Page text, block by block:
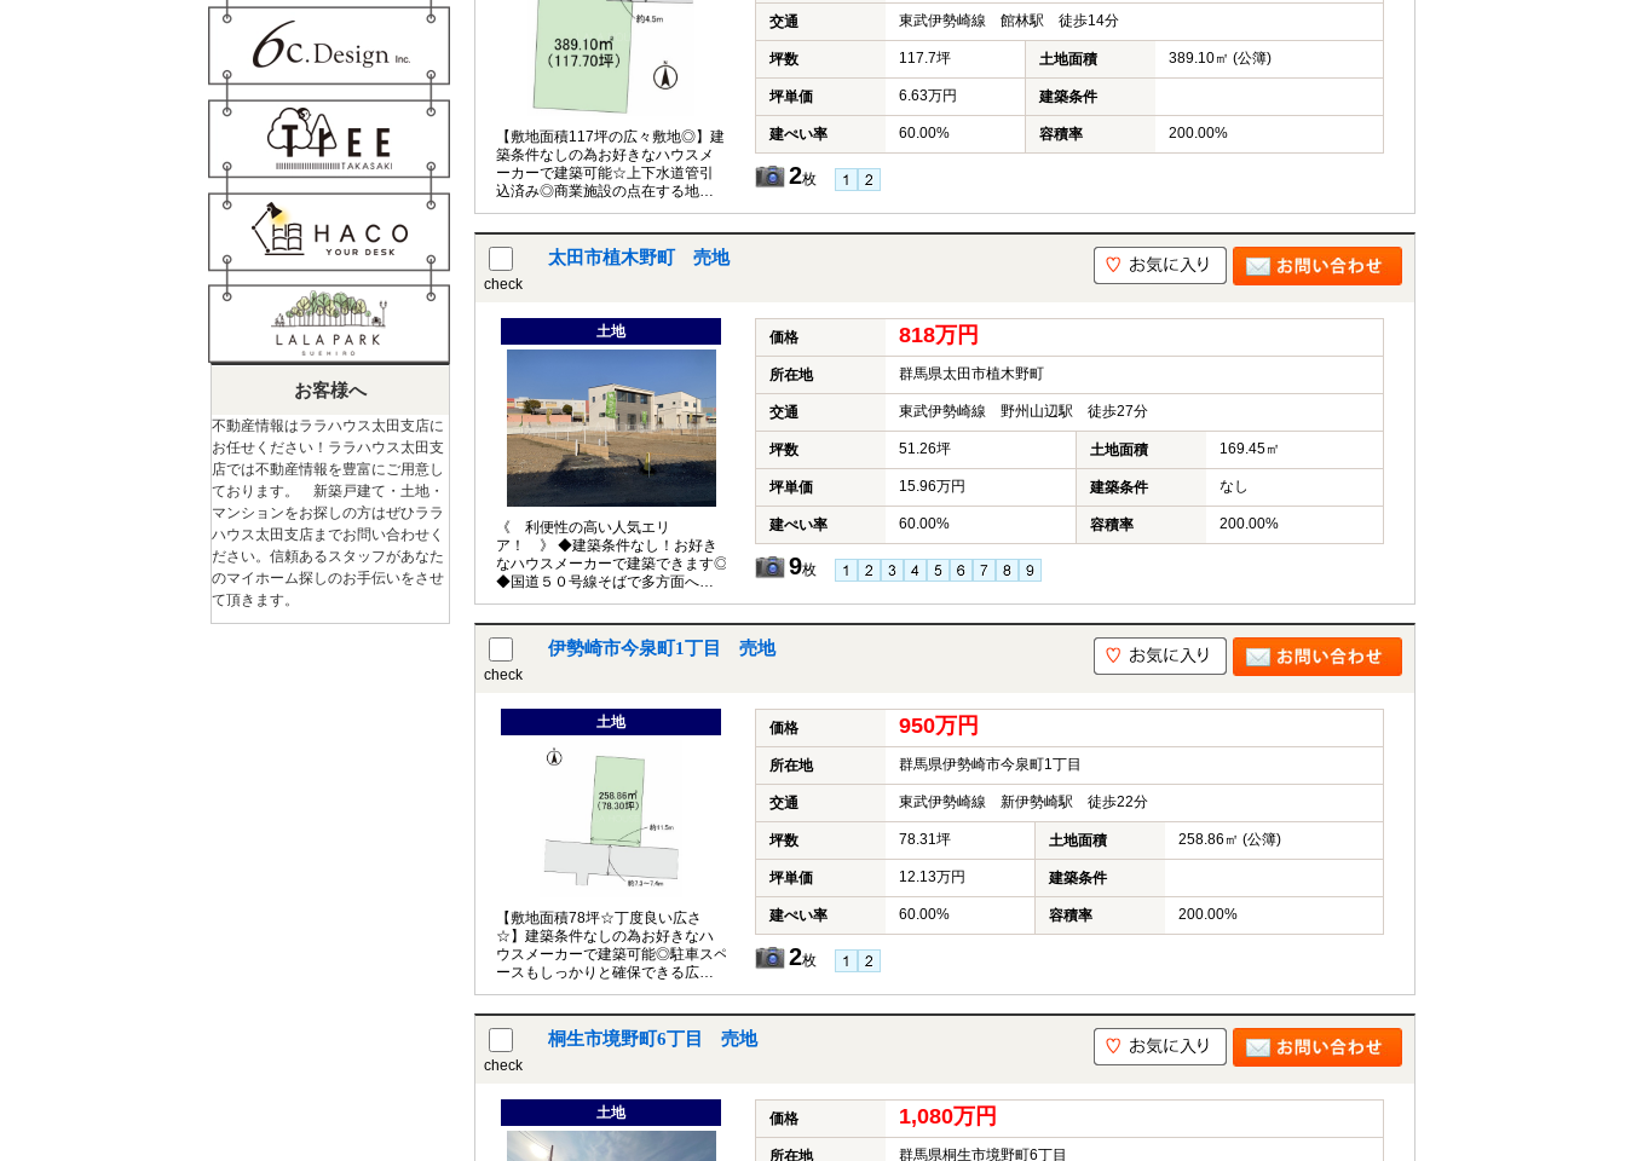
【敷地面積117坪の広々敷地◎】建
築条件なしの為お好きなハウスメ
ーカーで建築可能☆上下水道管引
込済み◎商業施設の点在する地域内
に立地◎最寄りのドラッグストアや
内！お気軽にお問い合わせくださ
い♪
交通 東武伊勢崎線 館林駅 徒歩14分
坪数 117.7坪 土地面積 389.10㎡ (公簿)
坪単価 6.63万円 建築条件
建ぺい率 60.00% 容積率 200.00%
2枚
check
太田市植木野町 売地
土地
《 利便性の高い人気エリ
ア！ 》 ◆建築条件なし！お好き
なハウスメーカーで建築できます◎
◆国道５０号線そばで多方面へのア
クセス良好☆彡 ◆生活商業施設も
価格 818万円
所在地 群馬県太田市植木野町
交通 東武伊勢崎線 野州山辺駅 徒歩27分
坪数 51.26坪 土地面積 169.45㎡
坪単価 15.96万円 建築条件 なし
建ぺい率 60.00% 容積率 200.00%
9枚
check
伊勢崎市今泉町1丁目 売地
土地
【敷地面積78坪☆丁度良い広さ
☆】建築条件なしの為お好きなハ
ウスメーカーで建築可能◎駐車スペ
ースもしっかりと確保できる広さ
ですね◎生活施設は車で5分圏内に
価格 950万円
所在地 群馬県伊勢崎市今泉町1丁目
交通 東武伊勢崎線 新伊勢崎駅 徒歩22分
坪数 78.31坪 土地面積 258.86㎡ (公簿)
坪単価 12.13万円 建築条件
建ぺい率 60.00% 容積率 200.00%
2枚
check
桐生市境野町6丁目 売地
土地 価格 1,080万円
所在地 群馬県桐生市境野町6丁目
お客様へ
不動産情報はララハウス太田支店に
お任せください！ララハウス太田支
店では不動産情報を豊富にご用意し
ております。 新築戸建て・土地・
マンションをお探しの方はぜひララ
ハウス太田支店までお問い合わせく
ださい。信頼あるスタッフがあなた
のマイホーム探しのお手伝いをさせ
て頂きます。